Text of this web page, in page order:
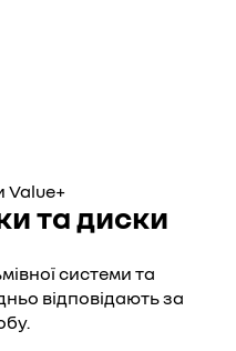
та диски
системи та
відповідають за